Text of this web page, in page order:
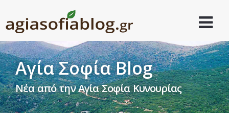
Αγία Σοφία Blog
Νέα από την Αγία Σοφία Κυνουρίας